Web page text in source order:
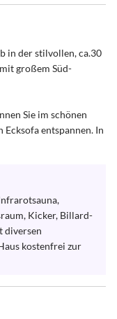
in der stilvollen, ca.30
großem Süd-
Sie im schönen
entspannen. In
Kicker, Billard-
diversen
kostenfrei zur